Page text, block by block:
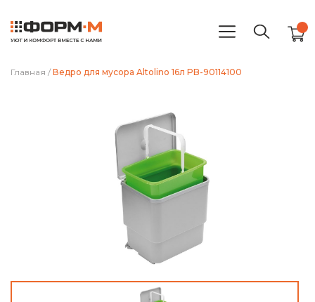
Главная / Ведро для мусора Altolino 16л PB-90114100